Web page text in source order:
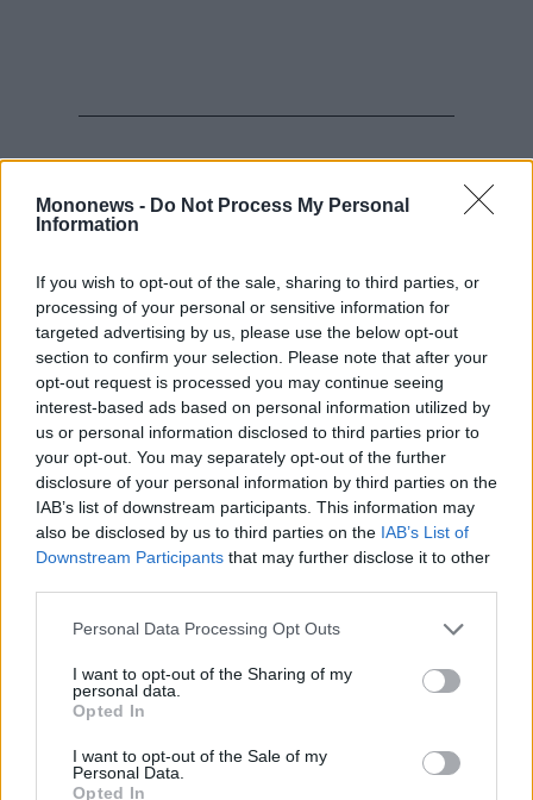
Mononews - Do Not Process My Personal
Information
If you wish to opt-out of the sale, sharing to third parties, or
processing of your personal or sensitive information for
targeted advertising by us, please use the below opt-out
section to confirm your selection. Please note that after your
opt-out request is processed you may continue seeing
interest-based ads based on personal information utilized by
us or personal information disclosed to third parties prior to
your opt-out. You may separately opt-out of the further
disclosure of your personal information by third parties on the
IAB’s list of downstream participants. This information may
also be disclosed by us to third parties on the IAB’s List of
Downstream Participants that may further disclose it to other
Personal Data Processing Opt Outs
I want to opt-out of the Sharing of my
personal data.
Opted In
I want to opt-out of the Sale of my
Personal Data.
Opted In
Egan-Jones
Την Παρασκευή, η Genco είχε ήδη
ανακοινώσει ότι και η εταιρείαGlass Lewis
τάχθηκε υπέρ των θέσεών της.
Συγκεκριμένα, η εταιρεία συμβούλων
επισήμανε ότι η τρέχουσα προσφορά των
24,80 δολαρίων ανά μετοχή παραμένει
περίπου 2 δολάρια χαμηλότερα από τον μέσο
όρο και τη μέση εκτίμηση της καθαρής αξίας
ενεργητικού (NAV) που δίνουν οι αναλυτές της
αγοράς και επιπλέον δεν περιλαμβάνει
θετική επιχειρησιακή δυναμική της εταιρείας
και τις προοπτικές της ως ανεξάρτητης
οντότητας, η απόρριψη της πρότασης από το
δικαιολογημένη στην παρούσα φάση, εξήγησε